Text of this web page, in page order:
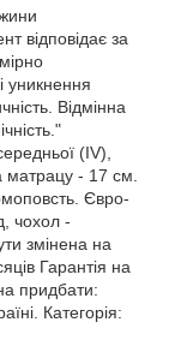
відповідає за
уникнення
Відмінна
(IV),
матрацу - 17 см.
Євро-
чохол -
змінена на
Гарантія на
придбати:
Категорія: